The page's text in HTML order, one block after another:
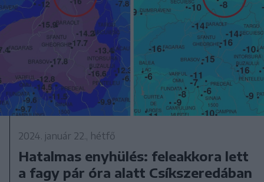
2024. január 22., hétfő
Hatalmas enyhülés: feleakkora lett
a fagy pár óra alatt Csíkszeredában